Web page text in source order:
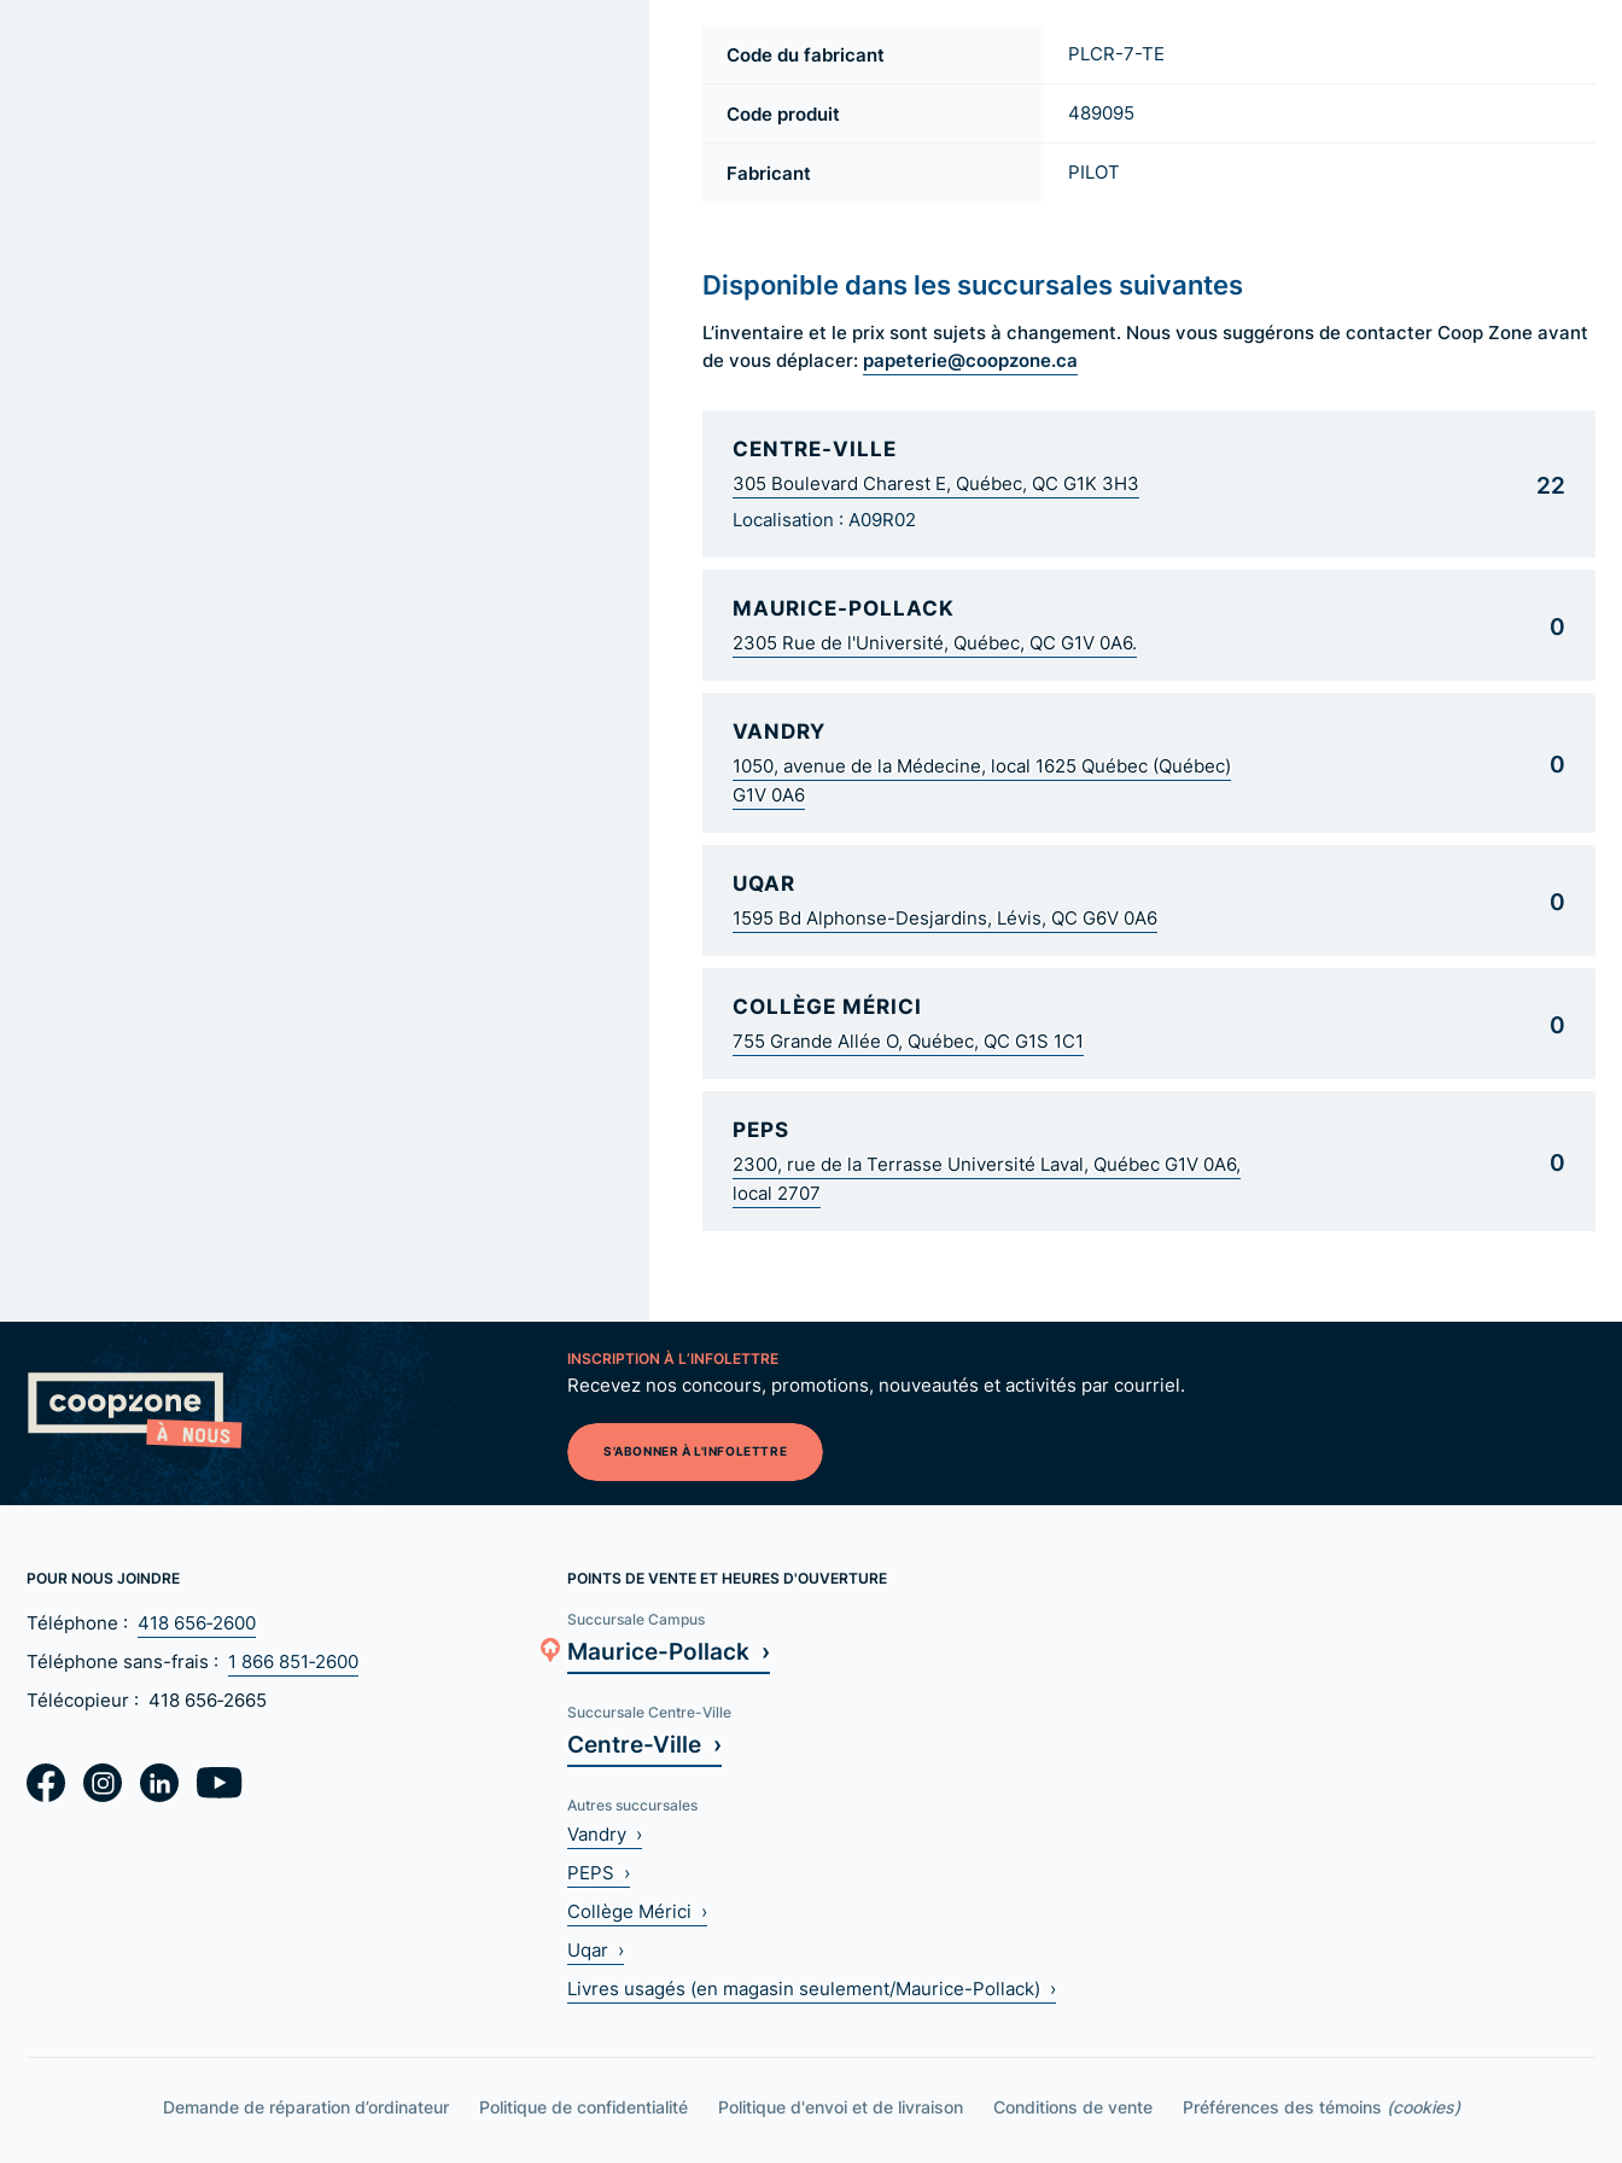
Code du fabricant PLCR-7-TE
Code produit 489095
Fabricant PILOT
Disponible dans les succursales suivantes
L’inventaire et le prix sont sujets à changement. Nous vous suggérons de contacter Coop Zone avant
de vous déplacer: papeterie@coopzone.ca
CENTRE-VILLE
305 Boulevard Charest E, Québec, QC G1K 3H3
Localisation : A09R02
22
MAURICE-POLLACK
2305 Rue de l'Université, Québec, QC G1V 0A6.
0
VANDRY
1050, avenue de la Médecine, local 1625 Québec (Québec)
G1V 0A6
0
UQAR
1595 Bd Alphonse-Desjardins, Lévis, QC G6V 0A6
0
COLLÈGE MÉRICI
755 Grande Allée O, Québec, QC G1S 1C1
0
PEPS
2300, rue de la Terrasse Université Laval, Québec G1V 0A6,
local 2707
0
INSCRIPTION À L’INFOLETTRE
Recevez nos concours, promotions, nouveautés et activités par courriel.
S'ABONNER À L'INFOLETTRE
POUR NOUS JOINDRE
Téléphone : 418 656‑2600
Téléphone sans-frais : 1 866 851‑2600
Télécopieur : 418 656‑2665
POINTS DE VENTE ET HEURES D'OUVERTURE
Succursale Campus
Maurice-Pollack ›
Succursale Centre-Ville
Centre-Ville ›
Autres succursales
Vandry ›
PEPS ›
Collège Mérici ›
Uqar ›
Livres usagés (en magasin seulement/Maurice-Pollack) ›
Demande de réparation d’ordinateur Politique de confidentialité Politique d'envoi et de livraison Conditions de vente Préférences des témoins (cookies)